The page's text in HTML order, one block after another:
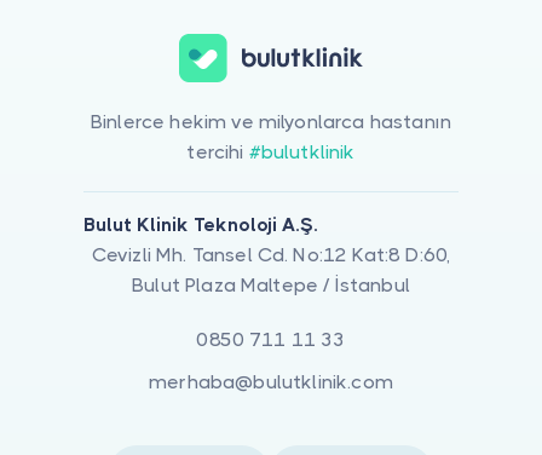
Binlerce hekim ve milyonlarca hastanın
tercihi #bulutklinik
Bulut Klinik Teknoloji A.Ş.
Cevizli Mh. Tansel Cd. No:12 Kat:8 D:60,
Bulut Plaza Maltepe / İstanbul
0850 711 11 33
merhaba@bulutklinik.com